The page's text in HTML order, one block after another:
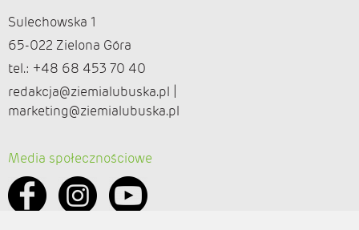
Sulechowska 1
65-022 Zielona Góra
tel.: +48 68 453 70 40
redakcja@ziemialubuska.pl |
marketing@ziemialubuska.pl
Media społecznościowe